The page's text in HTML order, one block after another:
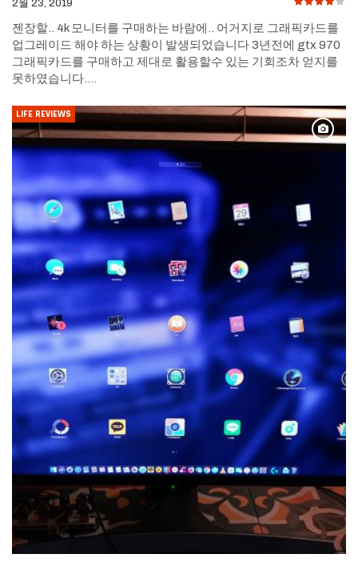
2월 23, 2019
젠장할.. 4k 모니터를 구매하는 바람에.. 어거지로 그래픽카드를
업그레이드 해야 하는 상황이 발생되었습니다 3년전에 gtx 970
그래픽카드를 구매하고 제대로 활용할수 있는 기회조차 얻지를
못하였습니다.…
LIFE REVIEWS